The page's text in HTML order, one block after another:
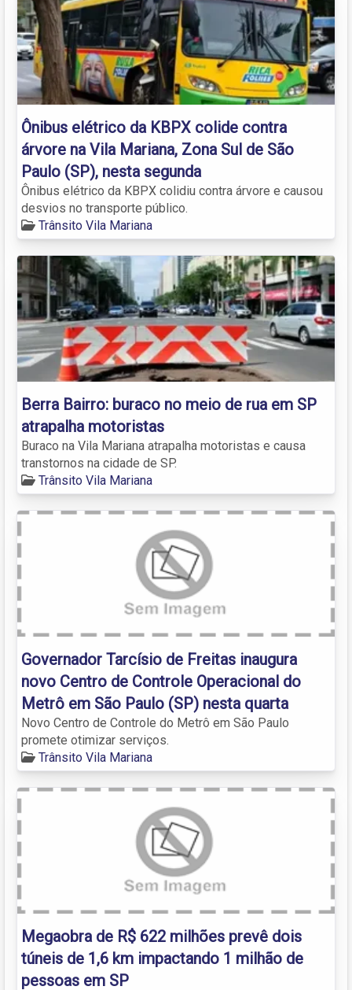
Ônibus elétrico da KBPX colide contra
árvore na Vila Mariana, Zona Sul de São
Paulo (SP), nesta segunda
Ônibus elétrico da KBPX colidiu contra árvore e causou
desvios no transporte público.
Trânsito Vila Mariana
Berra Bairro: buraco no meio de rua em SP
atrapalha motoristas
Buraco na Vila Mariana atrapalha motoristas e causa
transtornos na cidade de SP.
Trânsito Vila Mariana
Governador Tarcísio de Freitas inaugura
novo Centro de Controle Operacional do
Metrô em São Paulo (SP) nesta quarta
Novo Centro de Controle do Metrô em São Paulo
promete otimizar serviços.
Trânsito Vila Mariana
Megaobra de R$ 622 milhões prevê dois
túneis de 1,6 km impactando 1 milhão de
pessoas em SP